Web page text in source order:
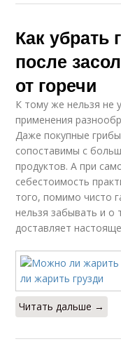
Как убрать
после
от горечи
К тому же нельзя не
применения
Даже покупные
сопоставимы с
продуктов. А при
себестоимость
того, помимо чисто
нельзя забывать и о
доставляет
Читать дальше →